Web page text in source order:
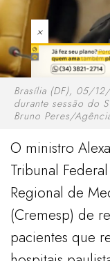
×
Brasília (DF), 05/
durante sessão do
Bruno Peres/
O ministro
Tribunal
Regional de
(Cremesp) de
pacientes que